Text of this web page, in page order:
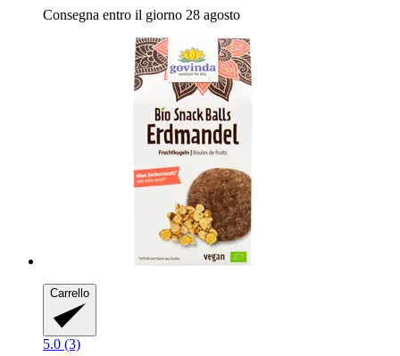
Consegna entro il giorno 28 agosto
Carrello
5.0 (3)